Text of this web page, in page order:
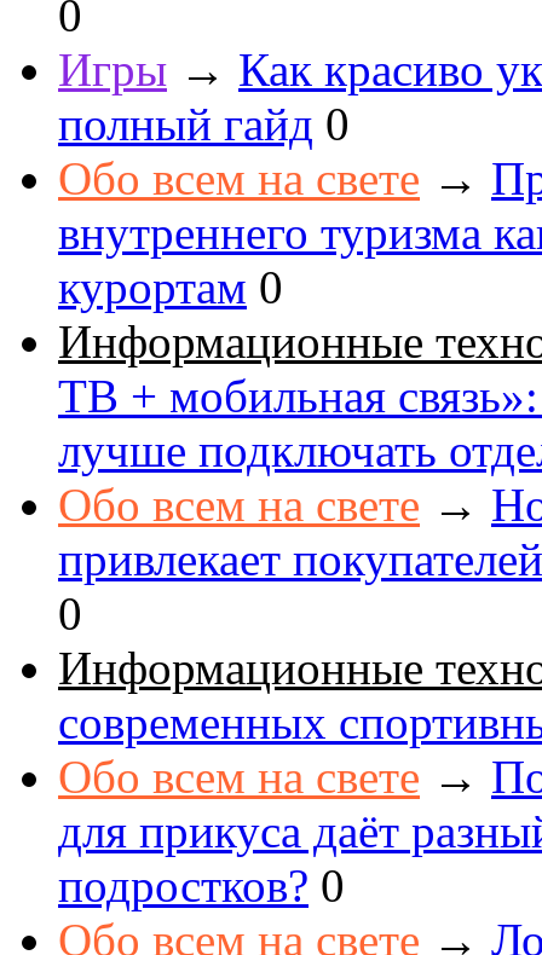
0
Игры → Как красиво
полный гайд 0
Обо всем на свете →
внутреннего туризма
курортам 0
Информационные
ТВ + мобильная
лучше подключать
Обо всем на свете →
привлекает
0
Информационные
современных
Обо всем на свете →
для прикуса даёт
подростков? 0
Обо всем на свете →